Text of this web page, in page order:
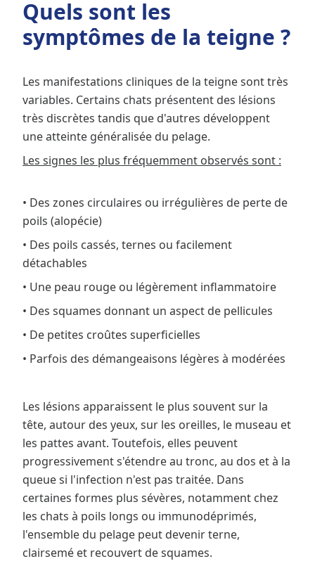
Quels sont les
symptômes de la teigne ?
Les manifestations cliniques de la teigne sont très
variables. Certains chats présentent des lésions
très discrètes tandis que d'autres développent
une atteinte généralisée du pelage.
Les signes les plus fréquemment observés sont :
• Des zones circulaires ou irrégulières de perte de
poils (alopécie)
• Des poils cassés, ternes ou facilement
détachables
• Une peau rouge ou légèrement inflammatoire
• Des squames donnant un aspect de pellicules
• De petites croûtes superficielles
• Parfois des démangeaisons légères à modérées
Les lésions apparaissent le plus souvent sur la
tête, autour des yeux, sur les oreilles, le museau et
les pattes avant. Toutefois, elles peuvent
progressivement s'étendre au tronc, au dos et à la
queue si l'infection n'est pas traitée. Dans
certaines formes plus sévères, notamment chez
les chats à poils longs ou immunodéprimés,
l'ensemble du pelage peut devenir terne,
clairsemé et recouvert de squames.